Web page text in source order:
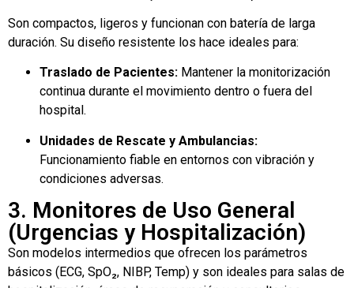
Son compactos, ligeros y funcionan con batería de larga
duración. Su diseño resistente los hace ideales para:
Traslado de Pacientes: Mantener la monitorización
continua durante el movimiento dentro o fuera del
hospital.
Unidades de Rescate y Ambulancias:
Funcionamiento fiable en entornos con vibración y
condiciones adversas.
3. Monitores de Uso General
(Urgencias y Hospitalización)
Son modelos intermedios que ofrecen los parámetros
básicos (ECG, SpO₂, NIBP, Temp) y son ideales para salas de